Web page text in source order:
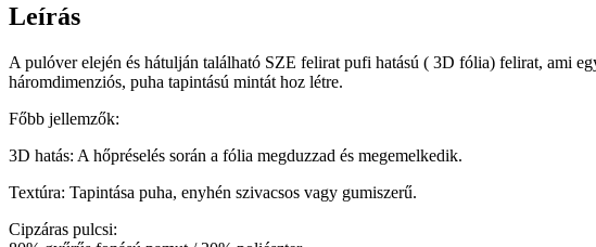
Leírás
A pulóver elején és hátulján található SZE felirat pufi hatású ( 3D fólia) felirat, ami
háromdimenziós, puha tapintású mintát hoz létre.
Főbb jellemzők:
3D hatás: A hőpréselés során a fólia megduzzad és megemelkedik.
Textúra: Tapintása puha, enyhén szivacsos vagy gumiszerű.
Cipzáras pulcsi: